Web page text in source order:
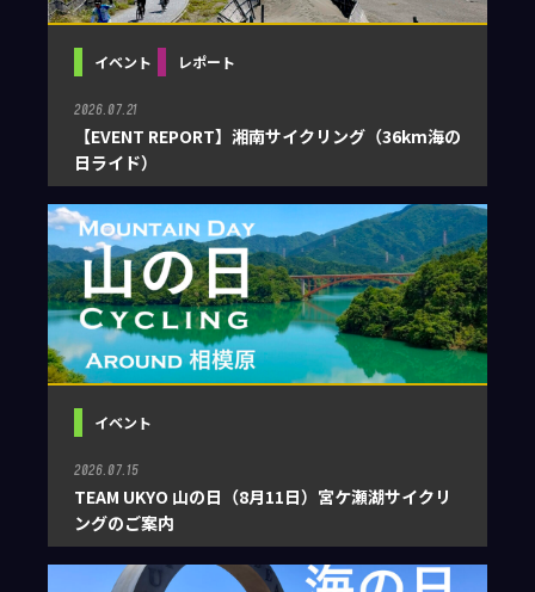
イベント レポート
2026.07.21
【EVENT REPORT】湘南サイクリング（36km海の
日ライド）
イベント
2026.07.15
TEAM UKYO 山の日（8月11日）宮ケ瀬湖サイクリ
ングのご案内